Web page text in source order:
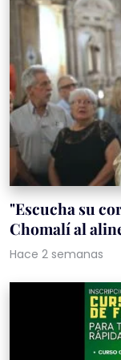
"Escucha su
Chomalí al
Hace 2 semanas